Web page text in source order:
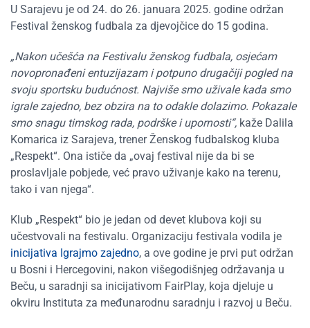
U Sarajevu je od 24. do 26. januara 2025. godine održan
Festival ženskog fudbala za djevojčice do 15 godina.
„Nakon učešća na Festivalu ženskog fudbala, osjećam
novopronađeni entuzijazam i potpuno drugačiji pogled na
svoju sportsku budućnost. Najviše smo uživale kada smo
igrale zajedno, bez obzira na to odakle dolazimo. Pokazale
smo snagu timskog rada, podrške i upornosti“, kaže Dalila
Komarica iz Sarajeva, trener Ženskog fudbalskog kluba
„Respekt“. Ona ističe da „ovaj festival nije da bi se
proslavljale pobjede, već pravo uživanje kako na terenu,
tako i van njega“.
Klub „Respekt“ bio je jedan od devet klubova koji su
učestvovali na festivalu. Organizaciju festivala vodila je
inicijativa Igrajmo zajedno, a ove godine je prvi put održan
u Bosni i Hercegovini, nakon višegodišnjeg održavanja u
Beču, u saradnji sa inicijativom FairPlay, koja djeluje u
okviru Instituta za međunarodnu saradnju i razvoj u Beču.